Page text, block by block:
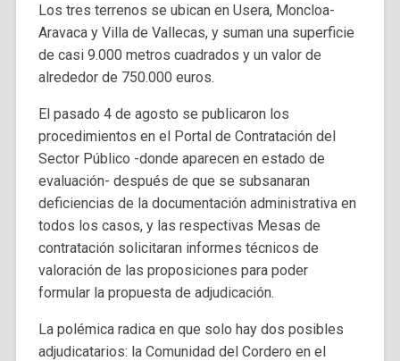
Los tres terrenos se ubican en Usera, Moncloa-
Aravaca y Villa de Vallecas, y suman una superficie
de casi 9.000 metros cuadrados y un valor de
alrededor de 750.000 euros.
El pasado 4 de agosto se publicaron los
procedimientos en el Portal de Contratación del
Sector Público -donde aparecen en estado de
evaluación- después de que se subsanaran
deficiencias de la documentación administrativa en
todos los casos, y las respectivas Mesas de
contratación solicitaran informes técnicos de
valoración de las proposiciones para poder
formular la propuesta de adjudicación.
La polémica radica en que solo hay dos posibles
adjudicatarios: la Comunidad del Cordero en el